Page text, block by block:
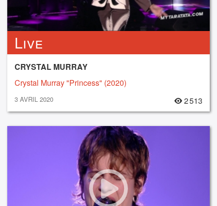
Live
CRYSTAL MURRAY
Crystal Murray "Princess" (2020)
3 AVRIL 2020 2 513